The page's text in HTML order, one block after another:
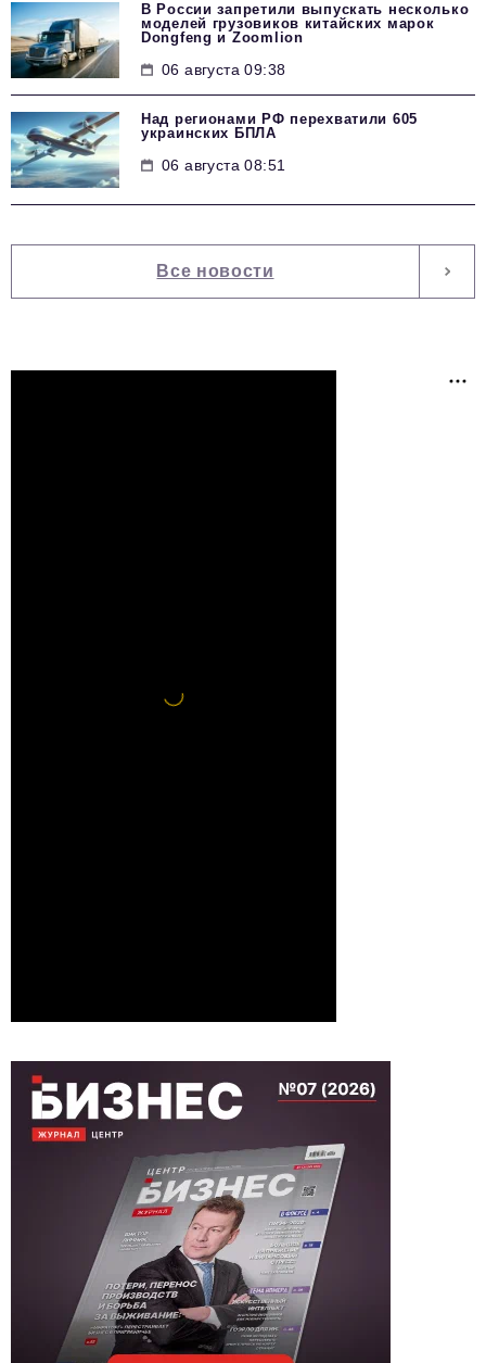
В России запретили выпускать несколько
моделей грузовиков китайских марок
Dongfeng и Zoomlion
06 августа 09:38
Над регионами РФ перехватили 605
украинских БПЛА
06 августа 08:51
Все новости